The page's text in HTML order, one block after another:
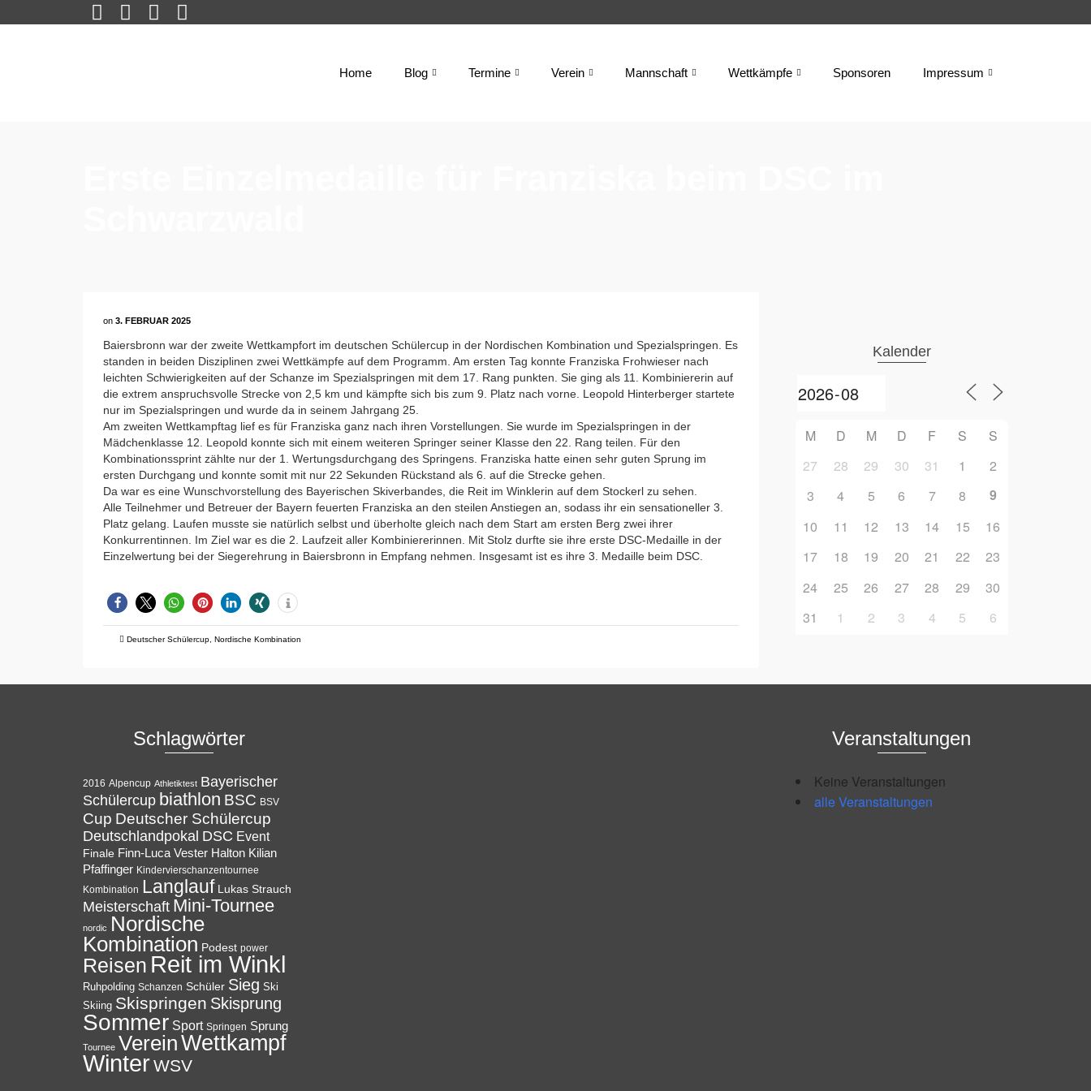
Home Blog Termine Verein Mannschaft Wettkämpfe Sponsoren Impressum
on 3. FEBRUAR 2025
Baiersbronn war der zweite Wettkampfort im deutschen Schülercup in der Nordischen Kombination und Spezialspringen. Es
standen in beiden Disziplinen zwei Wettkämpfe auf dem Programm. Am ersten Tag konnte Franziska Frohwieser nach
leichten Schwierigkeiten auf der Schanze im Spezialspringen mit dem 17. Rang punkten. Sie ging als 11. Kombiniererin auf
die extrem anspruchsvolle Strecke von 2,5 km und kämpfte sich bis zum 9. Platz nach vorne. Leopold Hinterberger startete
nur im Spezialspringen und wurde da in seinem Jahrgang 25.
Am zweiten Wettkampftag lief es für Franziska ganz nach ihren Vorstellungen. Sie wurde im Spezialspringen in der
Mädchenklasse 12. Leopold konnte sich mit einem weiteren Springer seiner Klasse den 22. Rang teilen. Für den
Kombinationssprint zählte nur der 1. Wertungsdurchgang des Springens. Franziska hatte einen sehr guten Sprung im
ersten Durchgang und konnte somit mit nur 22 Sekunden Rückstand als 6. auf die Strecke gehen.
Da war es eine Wunschvorstellung des Bayerischen Skiverbandes, die Reit im Winklerin auf dem Stockerl zu sehen.
Alle Teilnehmer und Betreuer der Bayern feuerten Franziska an den steilen Anstiegen an, sodass ihr ein sensationeller 3.
Platz gelang. Laufen musste sie natürlich selbst und überholte gleich nach dem Start am ersten Berg zwei ihrer
Konkurrentinnen. Im Ziel war es die 2. Laufzeit aller Kombiniererinnen. Mit Stolz durfte sie ihre erste DSC-Medaille in der
Einzelwertung bei der Siegerehrung in Baiersbronn in Empfang nehmen. Insgesamt ist es ihre 3. Medaille beim DSC.
Deutscher Schülercup Nordische Kombination
Kalender
M D M D F S
S
27
28 29 30 31 1
2
3
4 5 6 7 8
9
10
11 12 13 14 15
16
17
18 19 20 21 22
23
24
25 26 27 28 29
30
31
1 2 3 4 5 6
Schlagwörter
2016 Alpencup Athletiktest Bayerischer
Schülercup biathlon BSC BSV
Cup Deutscher Schülercup
Deutschlandpokal DSC Event
Finale Finn-Luca Vester Halton Kilian
Pfaffinger Kindervierschanzentournee
Kombination Langlauf Lukas Strauch
Meisterschaft Mini-Tournee
nordic Nordische
Kombination Podest power
Reisen Reit im Winkl
Ruhpolding Schanzen Schüler Sieg Ski
Skiing Skispringen Skisprung
Sommer Sport Springen Sprung
Tournee VereinWettkampf
WinterWSV
Veranstaltungen
Keine Veranstaltungen
alle Veranstaltungen